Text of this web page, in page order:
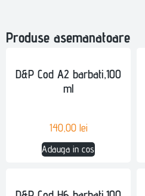
Produse asemanatoare
D&P Cod A2 barbati,100
ml
140,00 lei
Adauga in cos